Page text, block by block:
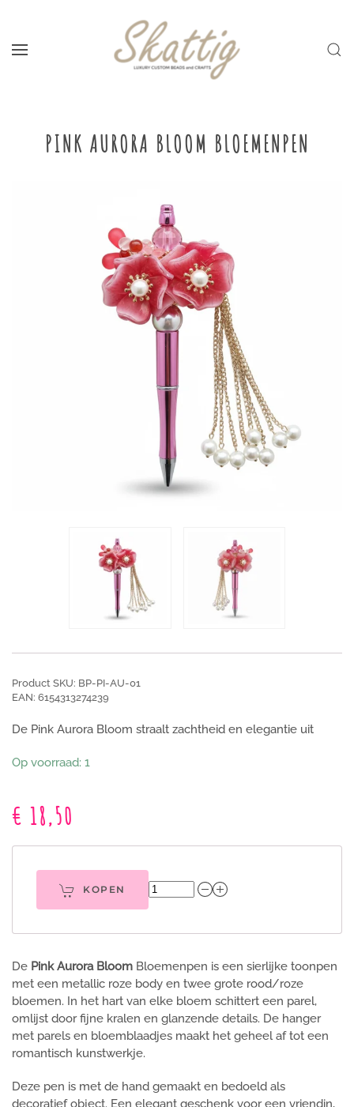
Skip to main content
PINK AURORA BLOOM BLOEMENPEN
Product SKU: BP-PI-AU-01
EAN: 6154313274239
De Pink Aurora Bloom straalt zachtheid en elegantie uit
Op voorraad: 1
€ 18,50
KOPEN
De Pink Aurora Bloom Bloemenpen is een sierlijke toonpen
met een metallic roze body en twee grote rood/roze
bloemen. In het hart van elke bloem schittert een parel,
omlijst door fijne kralen en glanzende details. De hanger
met parels en bloemblaadjes maakt het geheel af tot een
romantisch kunstwerkje.
Deze pen is met de hand gemaakt en bedoeld als
decoratief object. Een elegant geschenk voor een vriendin,